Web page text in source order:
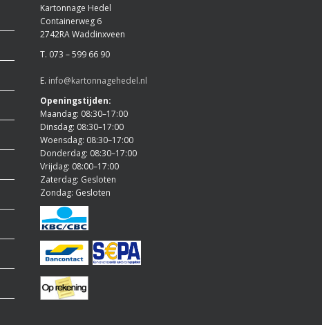
Kartonnage Hedel
Containerweg 6
2742RA Waddinxveen
T. 073 – 599 66 90
E. info@kartonnagehedel.nl
Openingstijden:
Maandag: 08:30–17:00
Dinsdag: 08:30–17:00
Woensdag: 08:30–17:00
Donderdag: 08:30–17:00
Vrijdag: 08:00–17:00
Zaterdag: Gesloten
Zondag: Gesloten